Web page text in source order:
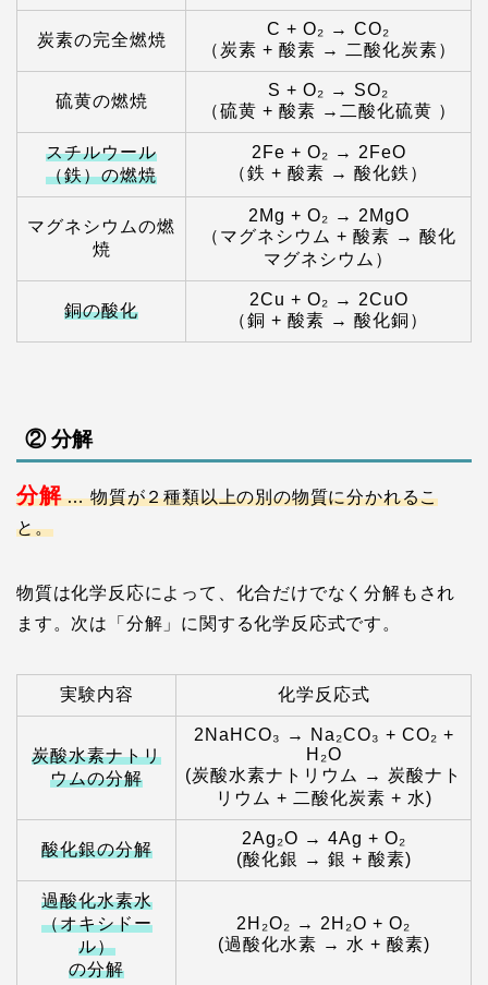
炭素の完全燃焼
C + O₂ → CO₂
（炭素 + 酸素 → 二酸化炭素）
硫黄の燃焼
S + O₂ → SO₂
（硫黄 + 酸素 →二酸化硫黄 ）
スチルウール
（鉄）の燃焼
2Fe + O₂ → 2FeO
（鉄 + 酸素 → 酸化鉄）
マグネシウムの燃
焼
2Mg + O₂ → 2MgO
（マグネシウム + 酸素 → 酸化
マグネシウム）
銅の酸化
2Cu + O₂ → 2CuO
（銅 + 酸素 → 酸化銅）
② 分解
分解 … 物質が２種類以上の別の物質に分かれるこ
と。
物質は化学反応によって、化合だけでなく分解もされ
ます。次は「分解」に関する化学反応式です。
実験内容 化学反応式
炭酸水素ナトリ
ウムの分解
2NaHCO₃ → Na₂CO₃ + CO₂ +
H₂O
(炭酸水素ナトリウム → 炭酸ナト
リウム + 二酸化炭素 + 水)
酸化銀の分解
2Ag₂O → 4Ag + O₂
(酸化銀 → 銀 + 酸素)
過酸化水素水
（オキシドー
ル）
の分解
2H₂O₂ → 2H₂O + O₂
(過酸化水素 → 水 + 酸素)